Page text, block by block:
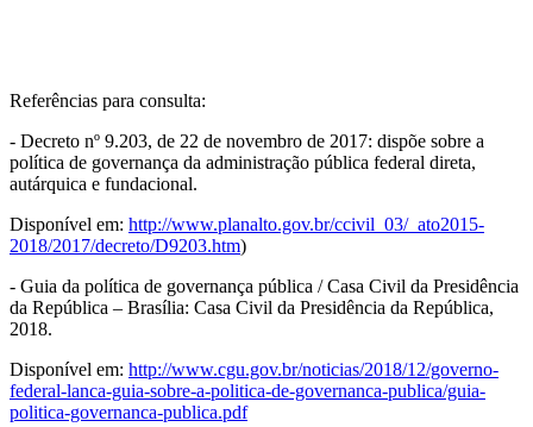
Referências para consulta:
- Decreto nº 9.203, de 22 de novembro de 2017: dispõe sobre a
política de governança da administração pública federal direta,
autárquica e fundacional.
Disponível em: http://www.planalto.gov.br/ccivil_03/_ato2015-
2018/2017/decreto/D9203.htm)
- Guia da política de governança pública / Casa Civil da Presidência
da República – Brasília: Casa Civil da Presidência da República,
2018.
Disponível em: http://www.cgu.gov.br/noticias/2018/12/governo-
federal-lanca-guia-sobre-a-politica-de-governanca-publica/guia-
politica-governanca-publica.pdf